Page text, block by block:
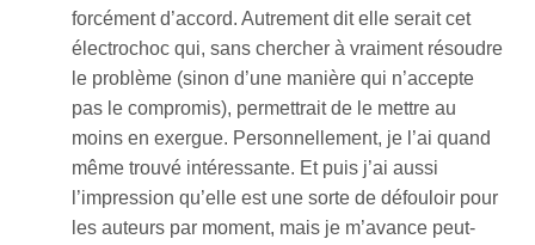
forcément d’accord. Autrement dit elle serait cet
électrochoc qui, sans chercher à vraiment résoudre
le problème (sinon d’une manière qui n’accepte
pas le compromis), permettrait de le mettre au
moins en exergue. Personnellement, je l’ai quand
même trouvé intéressante. Et puis j’ai aussi
l’impression qu’elle est une sorte de défouloir pour
les auteurs par moment, mais je m’avance peut-